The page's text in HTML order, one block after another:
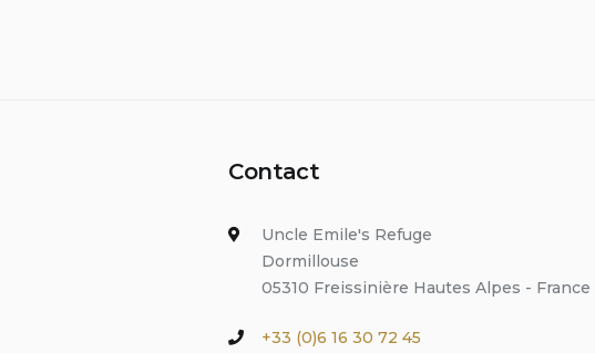
Contact
Uncle Emile's Refuge
Dormillouse
05310 Freissinière Hautes Alpes - France
+33 (0)6 16 30 72 45